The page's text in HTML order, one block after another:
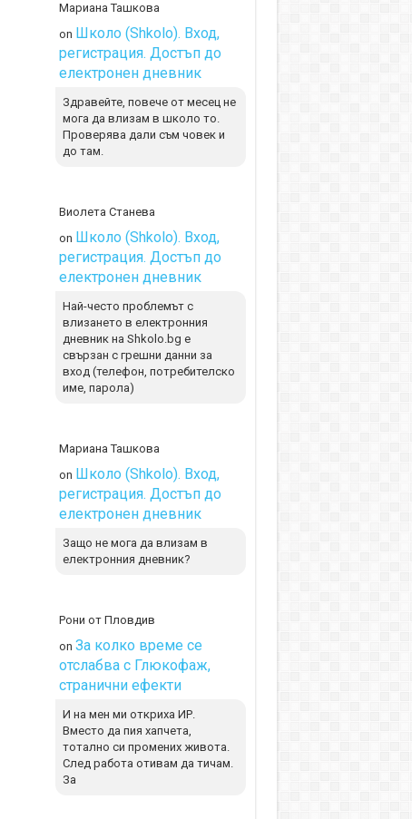
Мариана Ташкова
on Школо (Shkolo). Вход,
регистрация. Достъп до
електронен дневник
Здравейте, повече от месец не
мога да влизам в школо то.
Проверява дали съм човек и
до там.
Виолета Станева
on Школо (Shkolo). Вход,
регистрация. Достъп до
електронен дневник
Най-често проблемът с
влизането в електронния
дневник на Shkolo.bg е
свързан с грешни данни за
вход (телефон, потребителско
име, парола)
Мариана Ташкова
on Школо (Shkolo). Вход,
регистрация. Достъп до
електронен дневник
Защо не мога да влизам в
електронния дневник?
Рони от Пловдив
on За колко време се
отслабва с Глюкофаж,
странични ефекти
И на мен ми откриха ИР.
Вместо да пия хапчета,
тотално си промених живота.
След работа отивам да тичам.
За